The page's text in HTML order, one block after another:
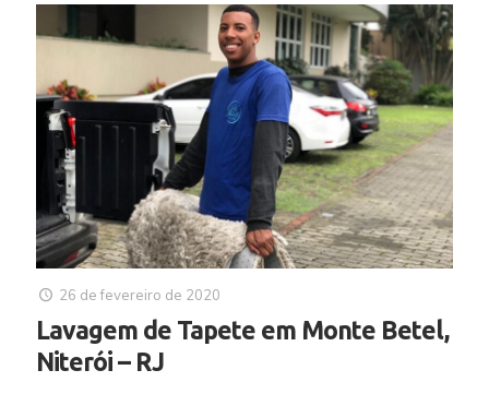
26 de fevereiro de 2020
Lavagem de Tapete em Monte Betel,
Niterói – RJ